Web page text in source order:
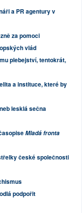
a PR agentury v
za pomoci
vlád
plebejství, tentokrát,
a instituce, které by
lesklá sečna
Mladá fronta
české společnosti
podpořit